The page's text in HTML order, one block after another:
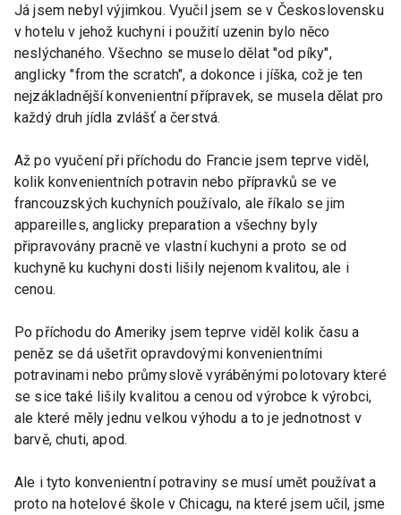
Já jsem nebyl výjimkou. Vyučil jsem se v Československu
v hotelu v jehož kuchyni i použití uzenin bylo něco
neslýchaného. Všechno se muselo dělat "od píky",
anglicky "from the scratch", a dokonce i jíška, což je ten
nejzákladnější konvenientní přípravek, se musela dělat pro
každý druh jídla zvlášť a čerstvá.
Až po vyučení při příchodu do Francie jsem teprve viděl,
kolik konvenientních potravin nebo přípravků se ve
francouzských kuchyních používalo, ale říkalo se jim
appareilles, anglicky preparation a všechny byly
připravovány pracně ve vlastní kuchyni a proto se od
kuchyně ku kuchyni dosti lišily nejenom kvalitou, ale i
cenou.
Po příchodu do Ameriky jsem teprve viděl kolik času a
peněz se dá ušetřit opravdovými konvenientními
potravinami nebo průmyslově vyráběnými polotovary které
se sice také lišily kvalitou a cenou od výrobce k výrobci,
ale které měly jednu velkou výhodu a to je jednotnost v
barvě, chuti, apod.
Ale i tyto konvenientní potraviny se musí umět používat a
proto na hotelové škole v Chicagu, na které jsem učil, jsme